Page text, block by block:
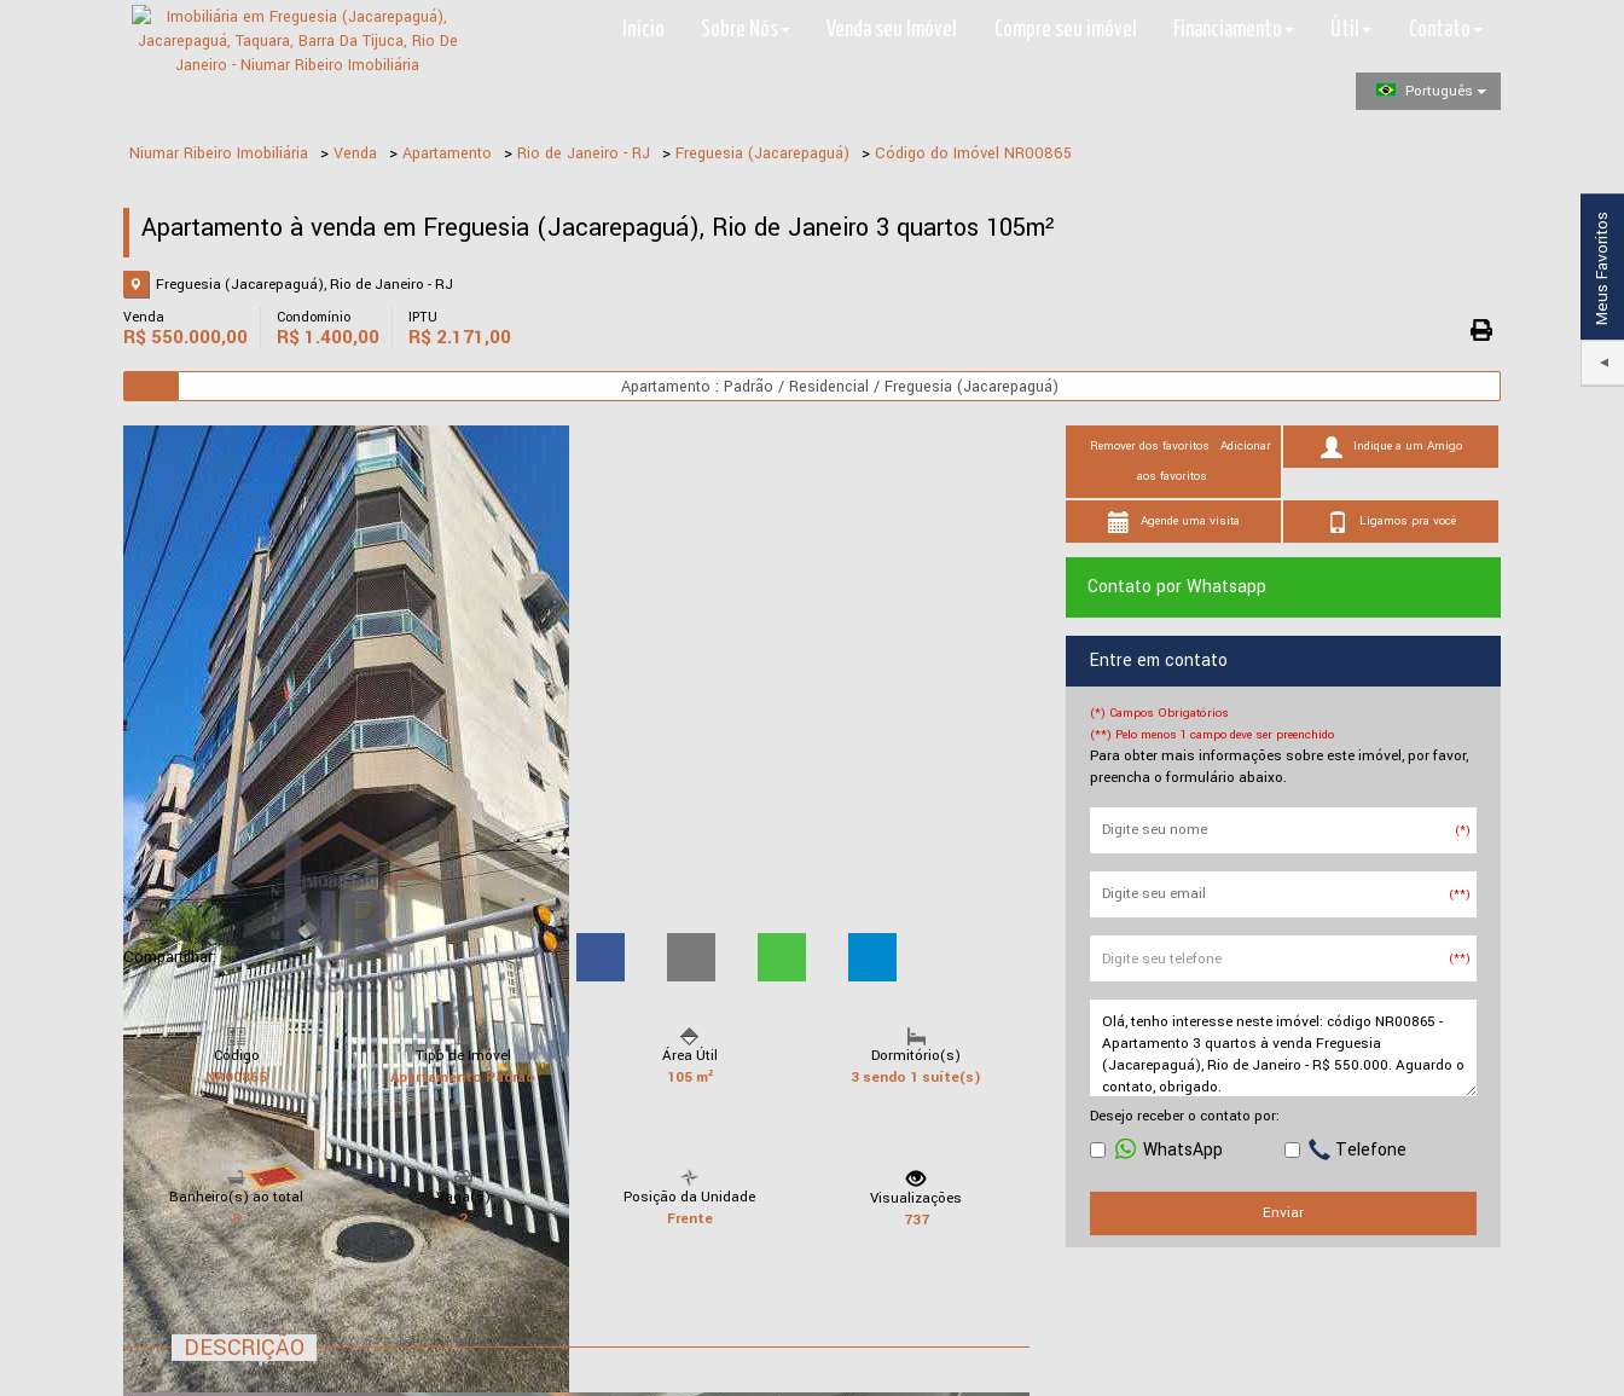
Início Sobre Nós Venda seu Imóvel Compre seu imóvel Financiamento Útil Contato
Português
Niumar Ribeiro Imobiliária > Venda > Apartamento > Rio de Janeiro - RJ > Freguesia (Jacarepaguá) > Código do Imóvel NR00865
Apartamento à venda em Freguesia (Jacarepaguá), Rio de Janeiro 3 quartos 105m²
Freguesia (Jacarepaguá), Rio de Janeiro - RJ
Venda
R$ 550.000,00
Condomínio
R$ 1.400,00
IPTU
R$ 2.171,00
Apartamento : Padrão / Residencial / Freguesia (Jacarepaguá)
Compartilhar:
Código
NR00865
Tipo de Imóvel
Apartamento Padrão
Área Útil
105 m²
Dormitório(s)
3 sendo 1 suíte(s)
Banheiro(s) ao total
3
Vaga(s)
2
Posição da Unidade
Frente
Visualizações
737
DESCRIÇÃO
Remover dos favoritos
Adicionar
aos favoritos
Indique a um Amigo
Agende uma visita Ligamos pra você
Contato por Whatsapp
Entre em contato
(*) Campos Obrigatórios
(**) Pelo menos 1 campo deve ser preenchido
Para obter mais informações sobre este imóvel, por favor,
preencha o formulário abaixo.
(*)
(**)
(**)
Desejo receber o contato por:
WhatsApp Telefone
Enviar
Meus Favoritos